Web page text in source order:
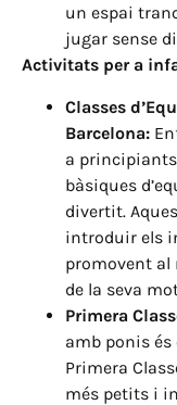
un espai
jugar sense
Activitats per a
Classes
Barcelona:
a
bàsiques
divertit.
introduir els
promovent al
de la seva
Primera
amb ponis és
Primera
més petits i